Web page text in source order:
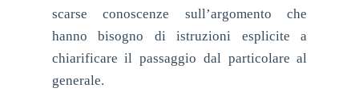
scarse conoscenze sull’argomento che
hanno bisogno di istruzioni esplicite a
chiarificare il passaggio dal particolare al
generale.